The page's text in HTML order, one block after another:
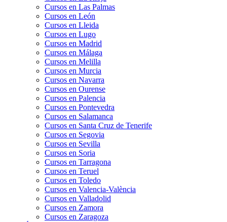
Cursos en Las Palmas
Cursos en León
Cursos en Lleida
Cursos en Lugo
Cursos en Madrid
Cursos en Málaga
Cursos en Melilla
Cursos en Murcia
Cursos en Navarra
Cursos en Ourense
Cursos en Palencia
Cursos en Pontevedra
Cursos en Salamanca
Cursos en Santa Cruz de Tenerife
Cursos en Segovia
Cursos en Sevilla
Cursos en Soria
Cursos en Tarragona
Cursos en Teruel
Cursos en Toledo
Cursos en Valencia-València
Cursos en Valladolid
Cursos en Zamora
Cursos en Zaragoza